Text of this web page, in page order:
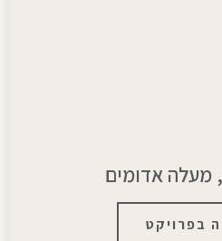
מעלה אדומים
בפרויקט